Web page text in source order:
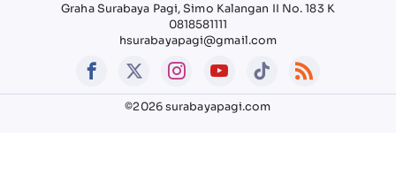
Graha Surabaya Pagi, Simo Kalangan II No. 183 K
0818581111
hsurabayapagi@gmail.com
©2026 surabayapagi.com